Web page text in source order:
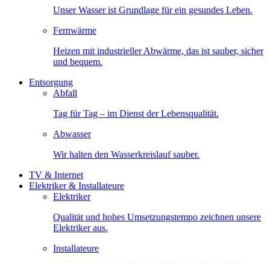
Unser Wasser ist Grundlage für ein gesundes Leben.
Fernwärme
Heizen mit industrieller Abwärme, das ist sauber, sicher
und bequem.
Entsorgung
Abfall
Tag für Tag – im Dienst der Lebensqualität.
Abwasser
Wir halten den Wasserkreislauf sauber.
TV & Internet
Elektriker & Installateure
Elektriker
Qualität und hohes Umsetzungstempo zeichnen unsere
Elektriker aus.
Installateure